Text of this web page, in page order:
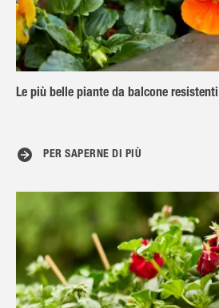
Le più belle piante da balcone
PER SAPERNE DI PIÙ